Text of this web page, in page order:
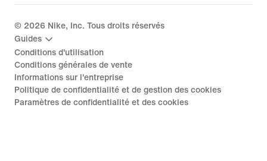
© 2026 Nike, Inc. Tous droits réservés
Guides
Conditions d'utilisation
Conditions générales de vente
Informations sur l'entreprise
Politique de confidentialité et de gestion des cookies
Paramètres de confidentialité et des cookies